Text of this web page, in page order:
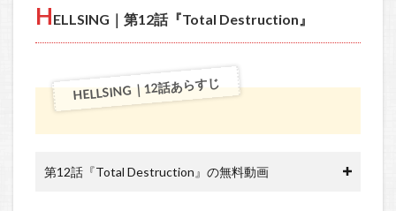
HELLSING｜第12話『Total Destruction』
HELLSING｜12話あらすじ
第12話『Total Destruction』の無料動画